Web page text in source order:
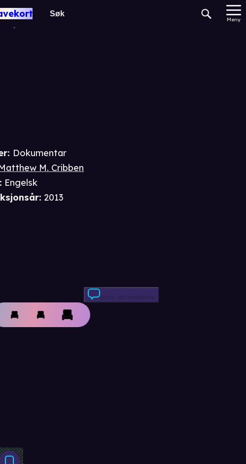
Meny
Skriv anmeldelse
: Dokumentar
M. Cribben
: Engelsk
: 2013